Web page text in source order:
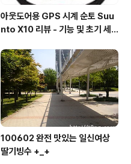
아웃도어용 GPS 시계 순토 Suu
nto X10 리뷰 - 기능 및 초기 세
100602 완전 맛있는 일신여상
딸기빙수 +_+